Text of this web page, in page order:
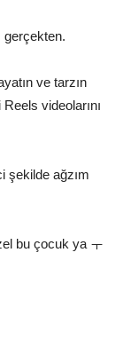
gerçekten.
ve tarzın
videolarını
şekilde ağzım
bu çocuk ya ㅜ